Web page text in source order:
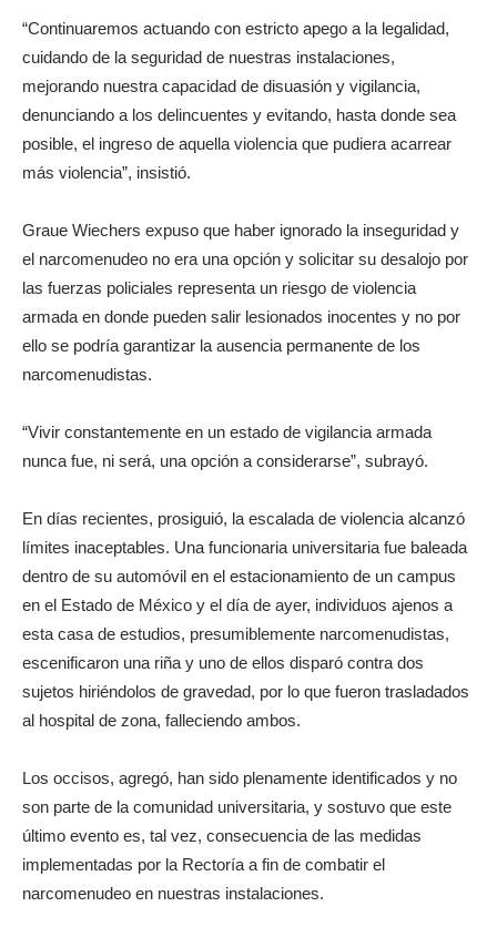
“Continuaremos actuando con estricto apego a la legalidad,
cuidando de la seguridad de nuestras instalaciones,
mejorando nuestra capacidad de disuasión y vigilancia,
denunciando a los delincuentes y evitando, hasta donde sea
posible, el ingreso de aquella violencia que pudiera acarrear
más violencia”, insistió.
Graue Wiechers expuso que haber ignorado la inseguridad y
el narcomenudeo no era una opción y solicitar su desalojo por
las fuerzas policiales representa un riesgo de violencia
armada en donde pueden salir lesionados inocentes y no por
ello se podría garantizar la ausencia permanente de los
narcomenudistas.
“Vivir constantemente en un estado de vigilancia armada
nunca fue, ni será, una opción a considerarse”, subrayó.
En días recientes, prosiguió, la escalada de violencia alcanzó
límites inaceptables. Una funcionaria universitaria fue baleada
dentro de su automóvil en el estacionamiento de un campus
en el Estado de México y el día de ayer, individuos ajenos a
esta casa de estudios, presumiblemente narcomenudistas,
escenificaron una riña y uno de ellos disparó contra dos
sujetos hiriéndolos de gravedad, por lo que fueron trasladados
al hospital de zona, falleciendo ambos.
Los occisos, agregó, han sido plenamente identificados y no
son parte de la comunidad universitaria, y sostuvo que este
último evento es, tal vez, consecuencia de las medidas
implementadas por la Rectoría a fin de combatir el
narcomenudeo en nuestras instalaciones.